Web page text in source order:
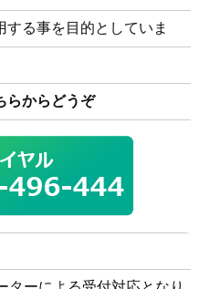
る事を目的としていま
らからどうぞ